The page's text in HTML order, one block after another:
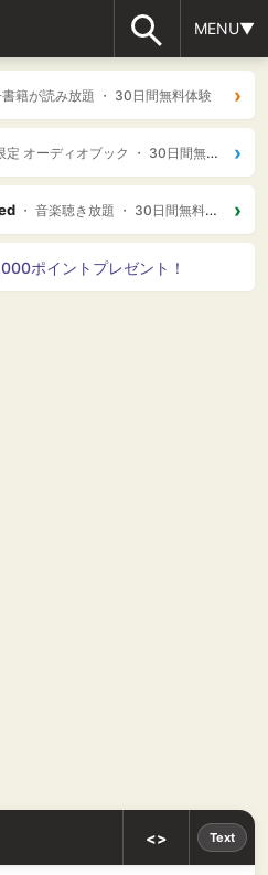
MENU▼
籍が読み放題 ・ 30日間無料体験 ›
オーディオブック ・ 30日間無料体験 ›
・ 音楽聴き放題 ・ 30日間無料体験 ›
ポイントプレゼント！
<> Text